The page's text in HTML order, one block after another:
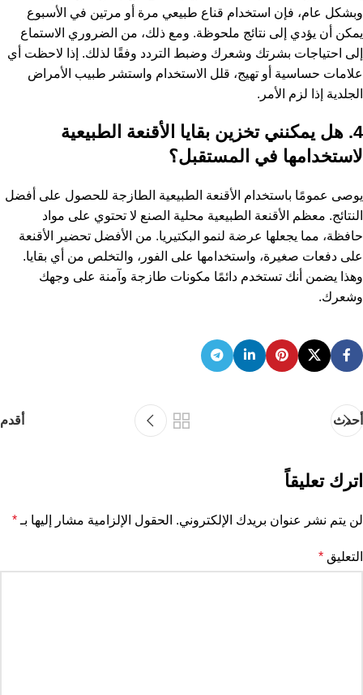
وبشكل عام، فإن استخدام قناع طبيعي مرة أو مرتين في الأسبوع
يمكن أن يؤدي إلى نتائج ملحوظة. ومع ذلك، من الضروري الاستماع
إلى احتياجات بشرتك وشعرك وضبط التردد وفقًا لذلك. إذا لاحظت أي
علامات حساسية أو تهيج، قلل الاستخدام واستشر طبيب الأمراض
الجلدية إذا لزم الأمر.
4. هل يمكنني تخزين بقايا الأقنعة الطبيعية
لاستخدامها في المستقبل؟
يوصى عمومًا باستخدام الأقنعة الطبيعية الطازجة للحصول على أفضل
النتائج. معظم الأقنعة الطبيعية محلية الصنع لا تحتوي على مواد
حافظة، مما يجعلها عرضة لنمو البكتيريا. من الأفضل تحضير الأقنعة
على دفعات صغيرة، واستخدامها على الفور، والتخلص من أي بقايا.
وهذا يضمن أنك تستخدم دائمًا مكونات طازجة وآمنة على وجهك
وشعرك.
أحدث أقدم
اترك تعليقاً
لن يتم نشر عنوان بريدك الإلكتروني. الحقول الإلزامية مشار إليها بـ *
التعليق *